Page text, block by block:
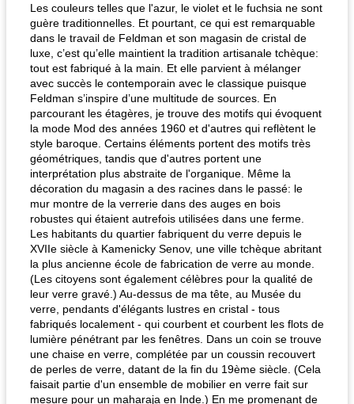
Les couleurs telles que l'azur, le violet et le fuchsia ne sont
guère traditionnelles. Et pourtant, ce qui est remarquable
dans le travail de Feldman et son magasin de cristal de
luxe, c’est qu’elle maintient la tradition artisanale tchèque:
tout est fabriqué à la main. Et elle parvient à mélanger
avec succès le contemporain avec le classique puisque
Feldman s’inspire d’une multitude de sources. En
parcourant les étagères, je trouve des motifs qui évoquent
la mode Mod des années 1960 et d'autres qui reflètent le
style baroque. Certains éléments portent des motifs très
géométriques, tandis que d'autres portent une
interprétation plus abstraite de l'organique. Même la
décoration du magasin a des racines dans le passé: le
mur montre de la verrerie dans des auges en bois
robustes qui étaient autrefois utilisées dans une ferme.
Les habitants du quartier fabriquent du verre depuis le
XVIIe siècle à Kamenicky Senov, une ville tchèque abritant
la plus ancienne école de fabrication de verre au monde.
(Les citoyens sont également célèbres pour la qualité de
leur verre gravé.) Au-dessus de ma tête, au Musée du
verre, pendants d'élégants lustres en cristal - tous
fabriqués localement - qui courbent et courbent les flots de
lumière pénétrant par les fenêtres. Dans un coin se trouve
une chaise en verre, complétée par un coussin recouvert
de perles de verre, datant de la fin du 19ème siècle. (Cela
faisait partie d'un ensemble de mobilier en verre fait sur
mesure pour un maharaja en Inde.) En me promenant de